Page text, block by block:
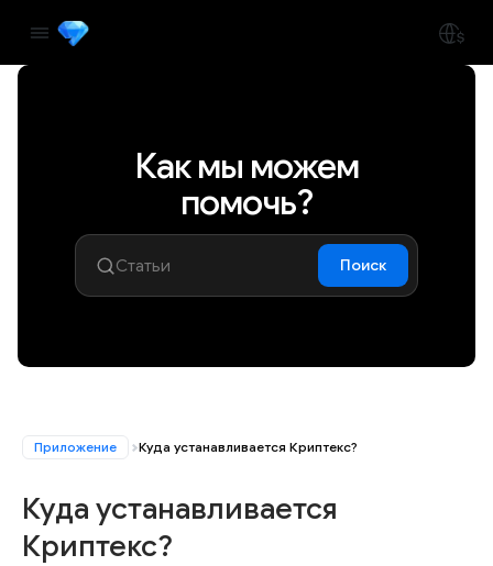
Как мы можем
помочь?
Поиск
Приложение Куда устанавливается Криптекс?
Куда устанавливается
Криптекс?